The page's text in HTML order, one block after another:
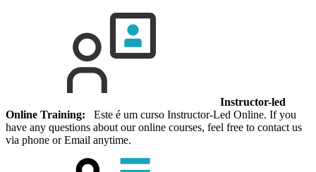
Instructor-led
Online Training: Este é um curso Instructor-Led Online. If you
have any questions about our online courses, feel free to contact us
via phone or Email anytime.